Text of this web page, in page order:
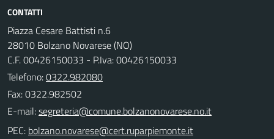
CONTATTI
Piazza Cesare Battisti n.6
28010 Bolzano Novarese (NO)
C.F. 00426150033 - P.Iva: 00426150033
Telefono:0322.982080
Fax: 0322.982502
E-mail:
PEC: